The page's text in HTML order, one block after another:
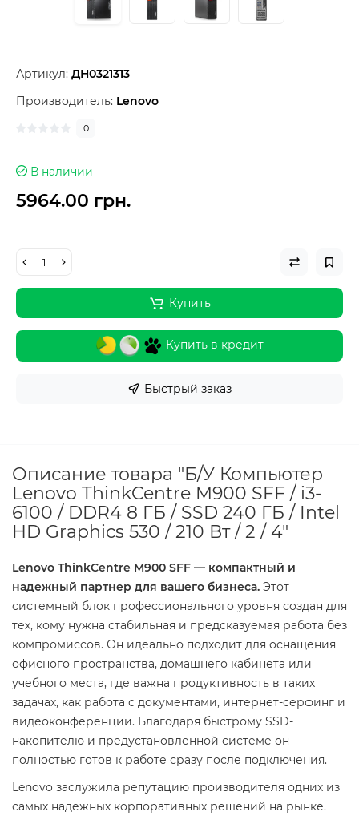
Артикул: ДН0321313
Производитель: Lenovo
0
В наличии
5964.00 грн.
Купить
Купить в кредит
Быстрый заказ
Описание товара "Б/У Компьютер
Lenovo ThinkCentre M900 SFF / i3-
6100 / DDR4 8 ГБ / SSD 240 ГБ / Intel
HD Graphics 530 / 210 Вт / 2 / 4"
Lenovo ThinkCentre M900 SFF — компактный и
надежный партнер для вашего бизнеса. Этот
системный блок профессионального уровня создан для
тех, кому нужна стабильная и предсказуемая работа без
компромиссов. Он идеально подходит для оснащения
офисного пространства, домашнего кабинета или
учебного места, где важна продуктивность в таких
задачах, как работа с документами, интернет-серфинг и
видеоконференции. Благодаря быстрому SSD-
накопителю и предустановленной системе он
полностью готов к работе сразу после подключения.
Lenovo заслужила репутацию производителя одних из
самых надежных корпоративных решений на рынке.